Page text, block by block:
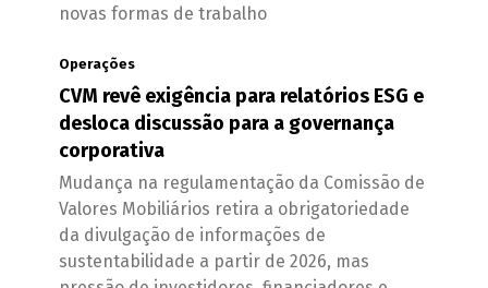
novas formas de trabalho
Operações
CVM revê exigência para relatórios ESG e
desloca discussão para a governança
corporativa
Mudança na regulamentação da Comissão de
Valores Mobiliários retira a obrigatoriedade
da divulgação de informações de
sustentabilidade a partir de 2026, mas